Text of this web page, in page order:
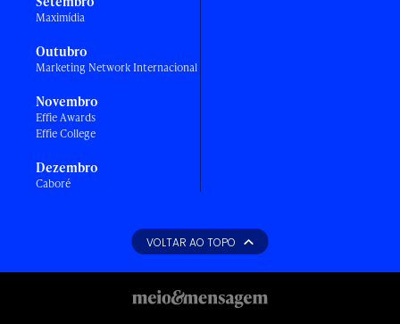
Maximídia
Outubro
Marketing Network Internacional
Novembro
Effie Awards
Effie College
Dezembro
Caboré
VOLTAR AO TOPO